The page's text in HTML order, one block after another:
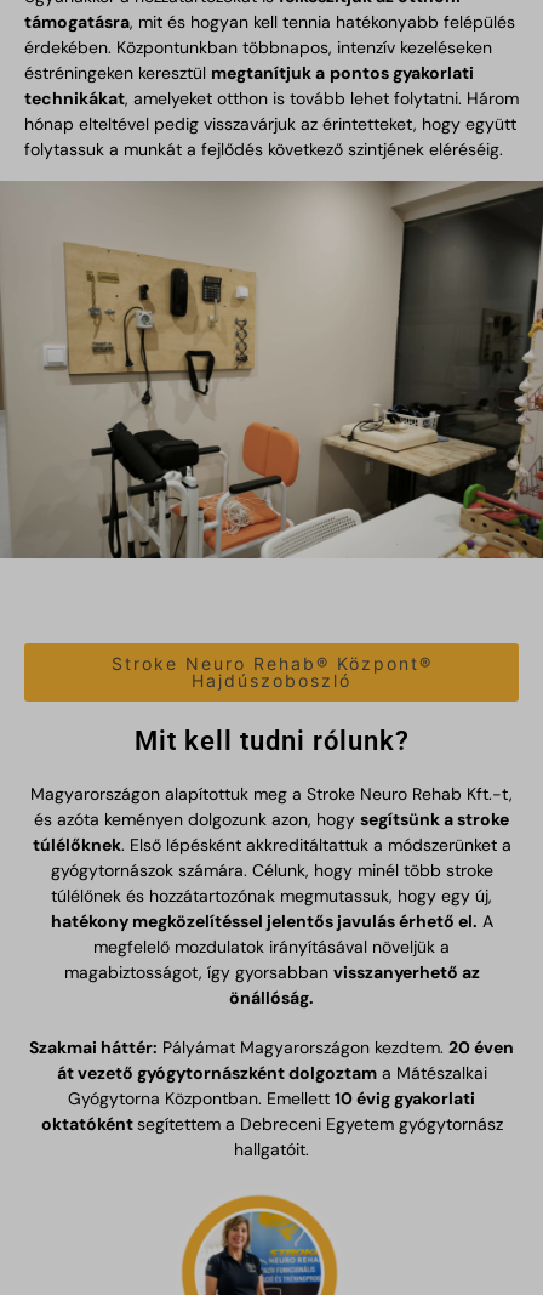
támogatásra, mit és hogyan kell tennia hatékonyabb felépülés
érdekében. Központunkban többnapos, intenzív kezeléseken
éstréningeken keresztül megtanítjuk a pontos gyakorlati
technikákat, amelyeket otthon is tovább lehet folytatni. Három
hónap elteltével pedig visszavárjuk az érintetteket, hogy együtt
folytassuk a munkát a fejlődés következő szintjének eléréséig.
Stroke Neuro Rehab® Központ®
Hajdúszoboszló
Mit kell tudni rólunk?
Magyarországon alapítottuk meg a Stroke Neuro Rehab Kft.-t,
és azóta keményen dolgozunk azon, hogysegítsünk a stroke
túlélőknek. Első lépésként akkreditáltattuk a módszerünket a
gyógytornászok számára. Célunk, hogy minél több stroke
túlélőnek és hozzátartozónak megmutassuk, hogy egy új,
hatékony megközelítéssel jelentős javulás érhető el. A
megfelelő mozdulatok irányításával növeljük a
magabiztosságot, így gyorsabban visszanyerhető az
önállóság.
Szakmai háttér: Pályámat Magyarországon kezdtem.20 éven
át vezető gyógytornászként dolgoztama Mátészalkai
Gyógytorna Központban. Emellett10 évig gyakorlati
oktatókéntsegítettem a Debreceni Egyetem gyógytornász
hallgatóit.